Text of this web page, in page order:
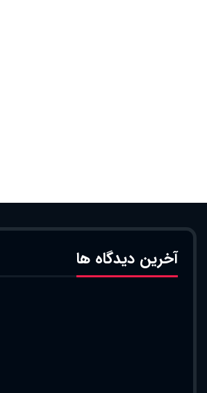
آخرین دیدگاه ها